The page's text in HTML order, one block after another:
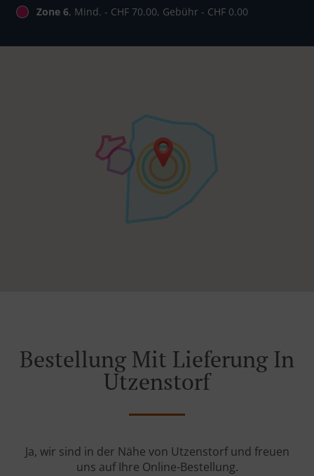
Zone 6, Mind. - CHF 70.00, Gebühr - CHF 0.00
Bestellung Mit Lieferung In
Utzenstorf
Ja, wir sind in der Nähe von Utzenstorf und freuen
uns auf Ihre Online-Bestellung.